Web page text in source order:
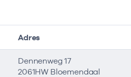
Adres
Dennenweg 17
2061HW Bloemendaal